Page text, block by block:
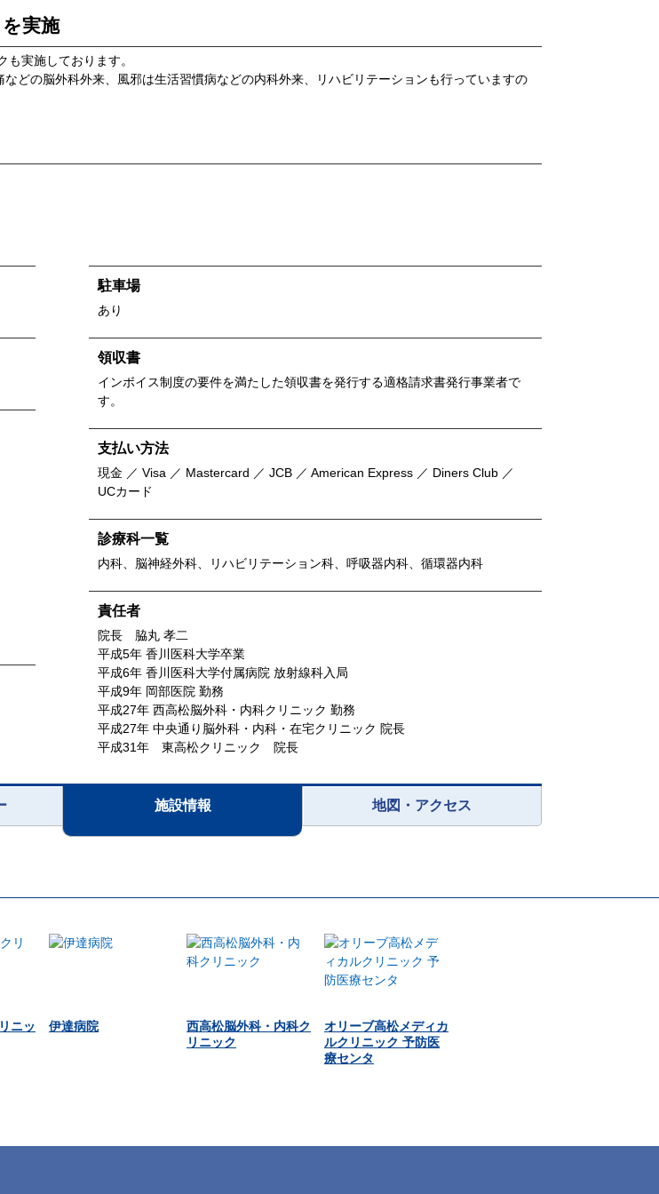
実施
実施しております。
どの脳外科外来、風邪は生活習慣病などの内科外来、リハビリテーションも行っていますの
駐車場
あり
領収書
インボイス制度の要件を満たした領収書を発行する適格請求書発行事業者で
す。
支払い方法
現金 ／ Visa ／ Mastercard ／ JCB ／ American Express ／ Diners Club ／
UCカード
診療科一覧
内科、脳神経外科、リハビリテーション科、呼吸器内科、循環器内科
責任者
院長 脇丸 孝二
平成5年 香川医科大学卒業
平成6年 香川医科大学付属病院 放射線科入局
平成9年 岡部医院 勤務
平成27年 西高松脳外科・内科クリニック 勤務
平成27年 中央通り脳外科・内科・在宅クリニック 院長
平成31年 東高松クリニック 院長
施設情報 地図・アクセス
ニッ
伊達病院
西高松脳外科・内科ク
リニック
オリーブ高松メディカ
ルクリニック 予防医
療センタ